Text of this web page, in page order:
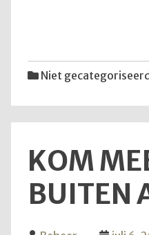
Niet gecategoriseerd
KOM
BUITEN